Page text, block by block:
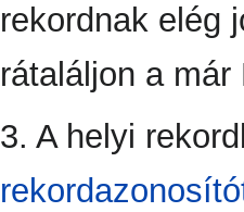
rekordnak elég
rátaláljon a
3. A helyi